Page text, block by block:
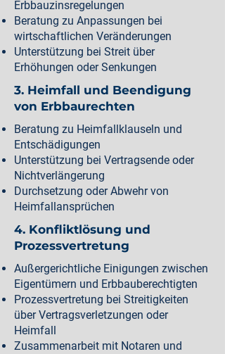
Erbbauzinsregelungen
Beratung zu Anpassungen bei
wirtschaftlichen Veränderungen
Unterstützung bei Streit über
Erhöhungen oder Senkungen
3. Heimfall und Beendigung
von Erbbaurechten
Beratung zu Heimfallklauseln und
Entschädigungen
Unterstützung bei Vertragsende oder
Nichtverlängerung
Durchsetzung oder Abwehr von
Heimfallansprüchen
4. Konfliktlösung und
Prozessvertretung
Außergerichtliche Einigungen zwischen
Eigentümern und Erbbauberechtigten
Prozessvertretung bei Streitigkeiten
über Vertragsverletzungen oder
Heimfall
Zusammenarbeit mit Notaren und